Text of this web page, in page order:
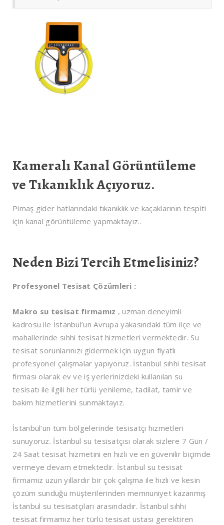
Kameralı Kanal Görüntüleme
ve Tıkanıklık Açıyoruz.
Pimaş gider hatlarındaki tıkanıklık ve kaçaklarının tespiti
için kanal görüntüleme yapmaktayız..
Neden Bizi Tercih Etmelisiniz?
Profesyonel Tesisat Çözümleri :
Makro su tesisat firmamız , uzman deneyimli
kadrosu ile İstanbul’un Avrupa yakasındaki tüm ilçe ve
mahallerinde sıhhi tesisat hizmetleri vermektedir. Su
tesisat sorunlarınızı gidermek için uygun fiyatlı
profesyonel çalışmalar yapıyoruz. İstanbul sıhhi tesisat
firması olarak ev ve iş yerlerinizdeki kullanılan su
tesisatı ile ilgili her türlü yenileme, tadilat, tamir ve
bakım hizmetlerini sunmaktayız.
İstanbul’un tüm bölgelerinde tesisatçı hizmetleri
sunuyoruz. İstanbul su tesisatçısı olarak sizlere 7 Gün /
24 Saat tesisat hizmetini en hızlı ve en güvenilir biçimde
vermeye devam etmektedir. İstanbul su tesisat
firmamız uzun yıllardır bir çok çalışma ile hızlı ve kesin
çözüm sunduğu müşterilerinden memnuniyet kazanmış
İstanbul su tesisatçıları arasındadır. İstanbul sıhhi
tesisat firmamız her türlü tesisat ustası gerektiren